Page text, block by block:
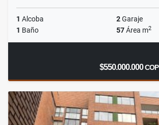
1 Alcoba 2Garaje
1 Baño 57Área m2
$550.000.000COP